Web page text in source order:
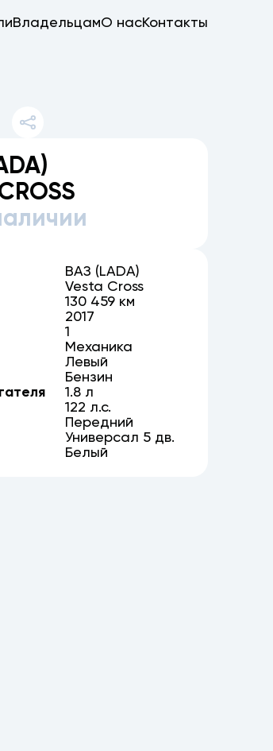
ВладельцамО насКонтакты
ВАЗ (LADA)
Vesta Cross
130 459 км
2017
1
Механика
Левый
Бензин
1.8 л
122 л.с.
Передний
Универсал 5 дв.
Белый